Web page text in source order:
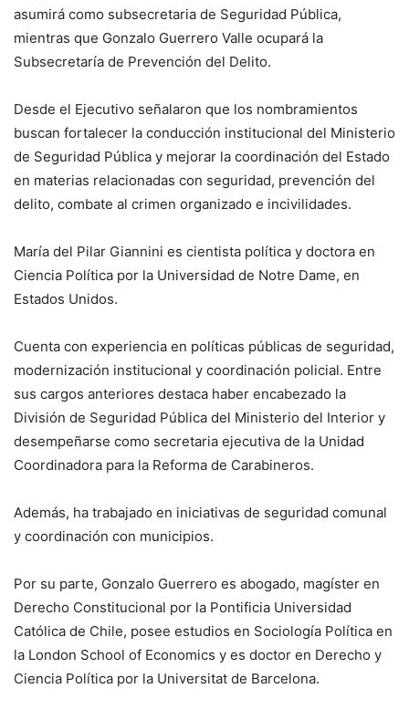
asumirá como subsecretaria de Seguridad Pública,
mientras que Gonzalo Guerrero Valle ocupará la
Subsecretaría de Prevención del Delito.
Desde el Ejecutivo señalaron que los nombramientos
buscan fortalecer la conducción institucional del Ministerio
de Seguridad Pública y mejorar la coordinación del Estado
en materias relacionadas con seguridad, prevención del
delito, combate al crimen organizado e incivilidades.
María del Pilar Giannini es cientista política y doctora en
Ciencia Política por la Universidad de Notre Dame, en
Estados Unidos.
Cuenta con experiencia en políticas públicas de seguridad,
modernización institucional y coordinación policial. Entre
sus cargos anteriores destaca haber encabezado la
División de Seguridad Pública del Ministerio del Interior y
desempeñarse como secretaria ejecutiva de la Unidad
Coordinadora para la Reforma de Carabineros.
Además, ha trabajado en iniciativas de seguridad comunal
y coordinación con municipios.
Por su parte, Gonzalo Guerrero es abogado, magíster en
Derecho Constitucional por la Pontificia Universidad
Católica de Chile, posee estudios en Sociología Política en
la London School of Economics y es doctor en Derecho y
Ciencia Política por la Universitat de Barcelona.